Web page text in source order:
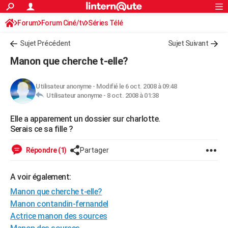
ACTUALITÉS
Politique
Société
Faits Divers
Education
Monde
Villes
+
Retraite
Impôts
Epargne
Immobilier
Risques naturels par ville
Banque
Assurance
Crédit
AUTO
HIGH-TECH
Mobiles
Meilleur smartphone
Internet
Ordinateurs
Jeux vidéo
Guide high-tech
+
Forum
Aménagement intérieur
Extérieur
Cuisine
Salle de bains
Jardinage
Rangement
WEEK-END
Guides de France
Escapades
Patrimoine
Expositions
Musées
Week-end nature
+LIFESTYLE
Art de vivre
Bien-être
Loisirs
Mode
Modes de vie
SANTE
Alimentation
Guide de la santé
Maladies
Médicaments
Sommeil
VOYAGE
S'inscrire
Connexion
Forum Forum Ciné/tv Séries Télé
Sujet Précédent Sujet Suivant
Manon que cherche t-elle?
Utilisateur anonyme- Modifié le 6 oct. 2008 à 09:48
Utilisateur anonyme - 8 oct. 2008 à 01:38
Elle a apparement un dossier sur charlotte.
Serais ce sa fille ?
Répondre (1) Partager
A voir également:
Manon que cherche t-elle?
Manon contandin-fernandel
Actrice manon des sources